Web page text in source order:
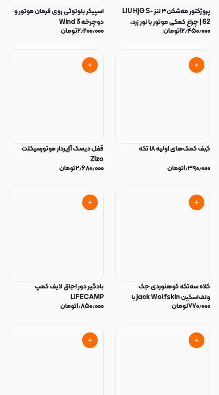
پروژکتور مه‌شکن ۴ لنز LIU HJG S-
62 | چراغ کمکی موتور با نور زرد،
سفید و Devil Eye
۱۲٫۴۵۰٫۰۰۰تومان
اسپیکر بلوتوثی روی فرمان موتور و
دوچرخه Wind 3
۲٫۲۰۰٫۰۰۰تومان
کیف کمک‌های اولیه ۱۸ تکه
۱٫۳۹۰٫۰۰۰تومان
قفل دیسک آژیر‌دار موتورسیکلت
Zizo
۲٫۶۸۰٫۰۰۰تومان
کلاه سه‌تکه کوهنوردی جک
ولف‌اسکین Jack Wolfskin با
محافظ گردن و صورت
۷۷۰٫۰۰۰تومان
بادگیر دور اجاق لایف کمپ
LIFECAMP
۱٫۸۵۰٫۰۰۰تومان